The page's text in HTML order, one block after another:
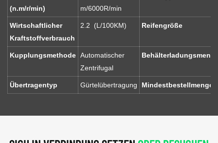
(n.m/r/min)
m/6000R/min
Wirtschaftlicher
Kraftstoffverbrauch
2.2 (L/100KM) Reifengröße
Kupplungsmethode Automatischer
Zentrifugal
Übertragentyp Gürtelübertragung